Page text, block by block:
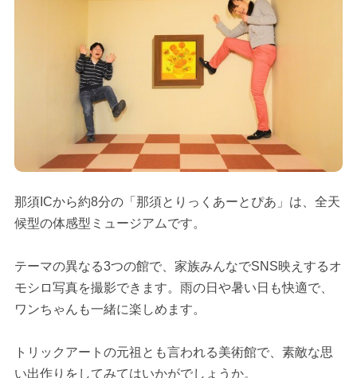
那須ICから約8分の「那須とりっくあーとぴあ」は、全天
候型の体感型ミュージアムです。
テーマの異なる3つの館で、家族みんなでSNS映えするオ
モシロ写真を撮影できます。雨の日や暑い日も快適で、
ワンちゃんも一緒に楽しめます。
トリックアートの元祖とも言われる美術館で、素敵な思
い出作りをしてみてはいかがでしょうか。